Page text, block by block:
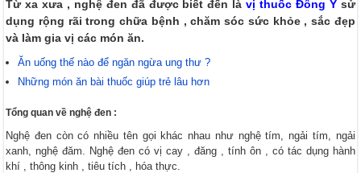
Từ xa xưa , nghệ đen đã được biết đến làvị thuốc Đông Ysử
dụng rộng rãi trong chữa bệnh , chăm sóc sức khỏe , sắc đẹp
và làm gia vị các món ăn.
Ăn uống thế nào để ngăn ngừa ung thư ?
Những món ăn bài thuốc giúp trẻ lâu hơn
Tổng quan về nghệ đen :
Nghệ đen còn có nhiều tên gọi khác nhau như nghệ tím, ngải tím, ngải
xanh, nghệ đăm. Nghệ đen có vị cay , đăng , tính ôn , có tác dụng hành
khí , thông kinh , tiêu tích , hóa thực.